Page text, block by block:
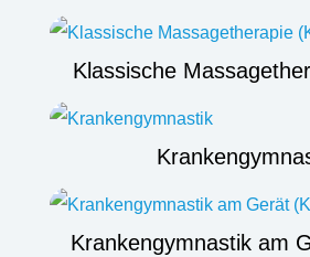
Klassische
Krankengymnastik am